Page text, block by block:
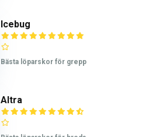
Icebug
Bästa löparskor för grepp
Altra